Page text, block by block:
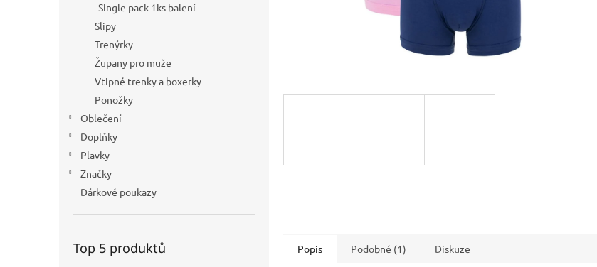
Single pack 1ks balení
Slipy
Trenýrky
Župany pro muže
Vtipné trenky a boxerky
Ponožky
Oblečení
Doplňky
Plavky
Značky
Dárkové poukazy
Top 5 produktů Popis Podobné (1) Diskuze